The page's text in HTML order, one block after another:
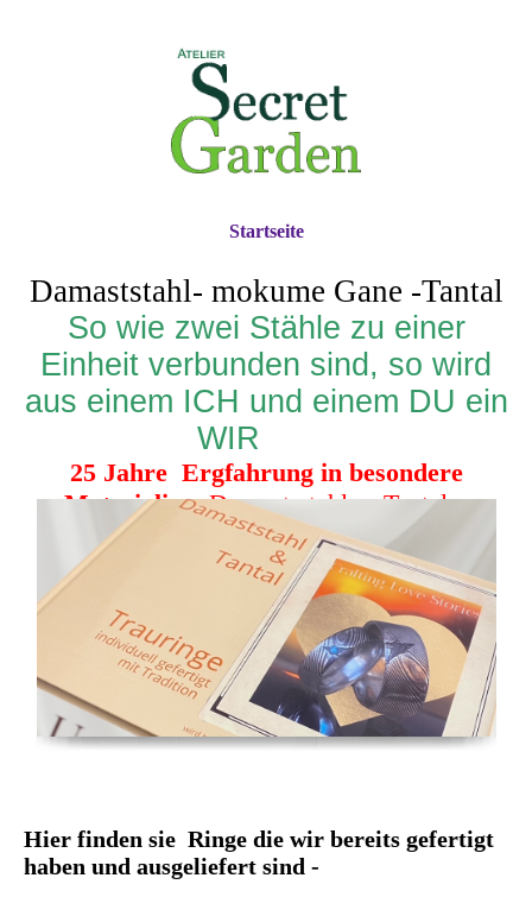
Damaststahl- mokume Gane -Tantal
So wie zwei Stähle zu einer
Einheit verbunden sind, so wird
aus einem ICH und einem DU ein
WIR
25 Jahre Ergfahrung in besondere
MaterialienDamast-stahl Tantal
Mokume Gane Carbon
Startseite
Hier finden sie Ringe die wir bereits gefertigt
haben und ausgeliefert sind -